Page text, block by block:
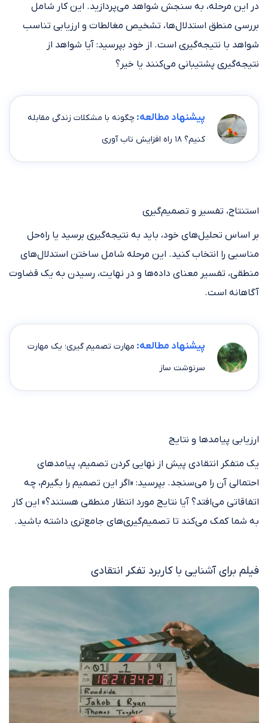
در این مرحله، به سنجش شواهد می‌پردازید. این کار شامل
بررسی منطق استدلال‌ها، تشخیص مغالطات و ارزیابی تناسب
شواهد با نتیجه‌گیری است. از خود بپرسید: آیا شواهد از
نتیجه‌گیری پشتیبانی می‌کنند یا خیر؟
پیشنهاد مطالعه: چگونه با مشکلات زندگی مقابله
کنیم؟ ۱۸ راه افزایش تاب آوری
استنتاج، تفسیر و تصمیم‌گیری
بر اساس تحلیل‌های خود، باید به نتیجه‌گیری برسید یا راه‌حل
مناسبی را انتخاب کنید. این مرحله شامل ساختن استدلال‌های
منطقی، تفسیر معنای داده‌ها و در نهایت، رسیدن به یک قضاوت
آگاهانه است.
پیشنهاد مطالعه: مهارت تصمیم گیری؛ یک مهارت
سرنوشت ساز
ارزیابی پیامدها و نتایج
یک متفکر انتقادی پیش از نهایی کردن تصمیم، پیامدهای
احتمالی آن را می‌سنجد. بپرسید: «اگر این تصمیم را بگیرم، چه
اتفاقاتی می‌افتد؟ آیا نتایج مورد انتظار منطقی هستند؟» این کار
به شما کمک می‌کند تا تصمیم‌گیری‌های جامع‌تری داشته باشید.
فیلم برای آشنایی با کاربرد تفکر انتقادی